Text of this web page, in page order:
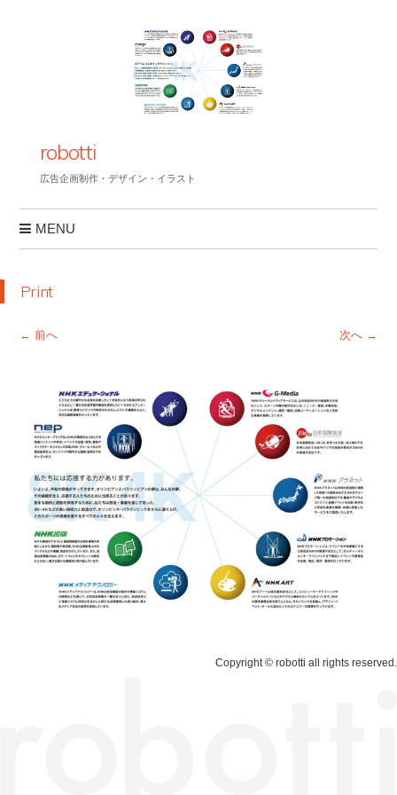
robotti
広告企画制作・デザイン・イラスト
MENU
Print
← 前へ 次へ →
Copyright © robotti all rights reserved.